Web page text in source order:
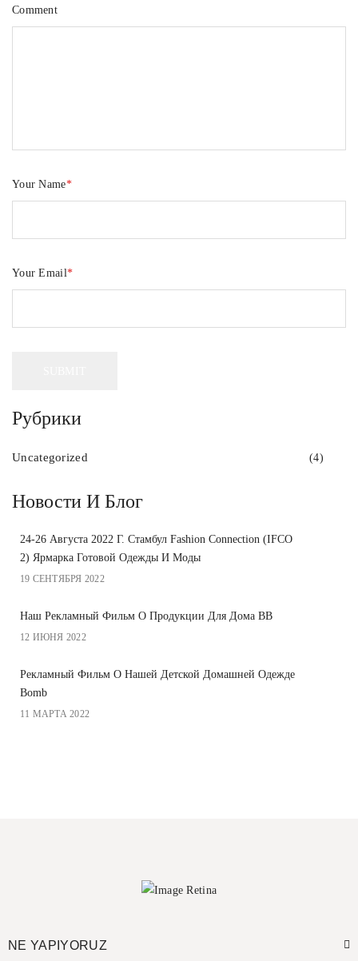
Comment
Your Name*
Your Email*
Рубрики
Uncategorized (4)
Новости И Блог
24-26 Августа 2022 Г. Стамбул Fashion Connection (IFCO
2) Ярмарка Готовой Одежды И Моды
19 СЕНТЯБРЯ 2022
Наш Рекламный Фильм О Продукции Для Дома BB
12 ИЮНЯ 2022
Рекламный Фильм О Нашей Детской Домашней Одежде
Bomb
11 МАРТА 2022
NE YAPIYORUZ